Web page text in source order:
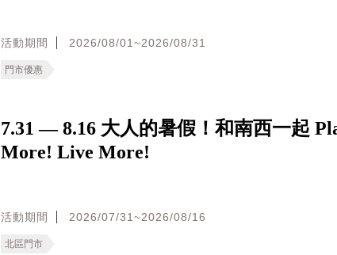
活動期間 2026/08/01~2026/08/31
門市優惠
7.31 — 8.16 大人的暑假！和南西一起
More! Live More!
活動期間 2026/07/31~2026/08/16
北區門市